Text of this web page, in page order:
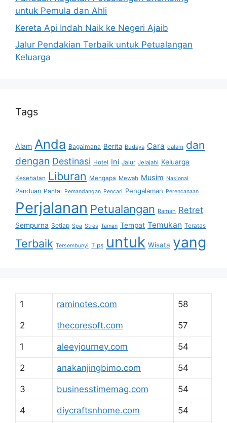
untuk Pemula dan Ahli
Kereta Api Indah Naik ke Negeri Ajaib
Jalur Pendakian Terbaik untuk Petualangan
Keluarga
Tags
Alam Anda Bagaimana Berita Budaya Cara dalam dan
dengan Destinasi Hotel Ini Jalur Jelajahi Keluarga
Kesehatan Liburan Mengapa Mewah Musim Nasional
Panduan Pantai Pemandangan Pencari Pengalaman Perencanaan
Perjalanan Petualangan Ramah Retret
Sempurna Setiap Spa Stres Taman Tempat Temukan Teratas
Terbaik Tersembunyi Tips untuk Wisata yang
1 raminotes.com 58
2 thecoresoft.com 57
1 aleeyjourney.com 54
2 anakanjingbimo.com 54
3 businesstimemag.com 54
4 diycraftsnhome.com 54